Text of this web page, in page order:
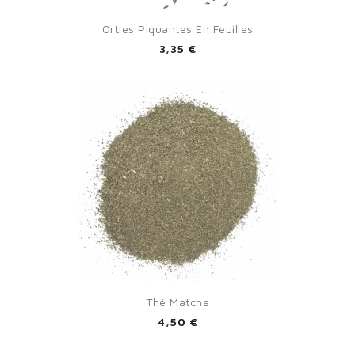
Orties Piquantes En Feuilles
3,35 €
Thé Matcha
4,50 €